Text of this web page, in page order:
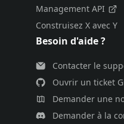
Management API
Construisez X avec Y
Besoin d'aide ?
Contacter le
Ouvrir un ticket
Demander une
Demander à la